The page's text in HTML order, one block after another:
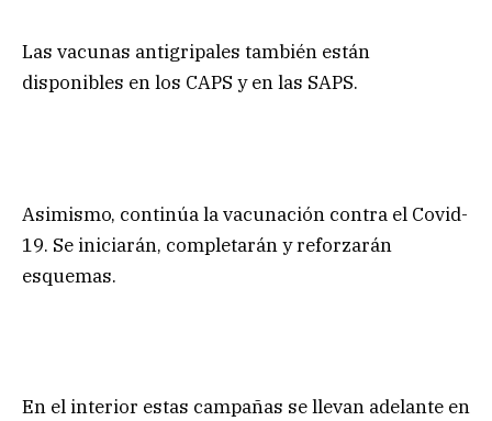
Las vacunas antigripales también están
disponibles en los CAPS y en las SAPS.
Asimismo, continúa la vacunación contra el Covid-
19. Se iniciarán, completarán y reforzarán
esquemas.
En el interior estas campañas se llevan adelante en